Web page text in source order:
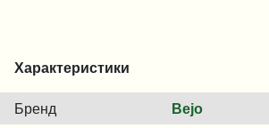
Характеристики
Бренд Bejo